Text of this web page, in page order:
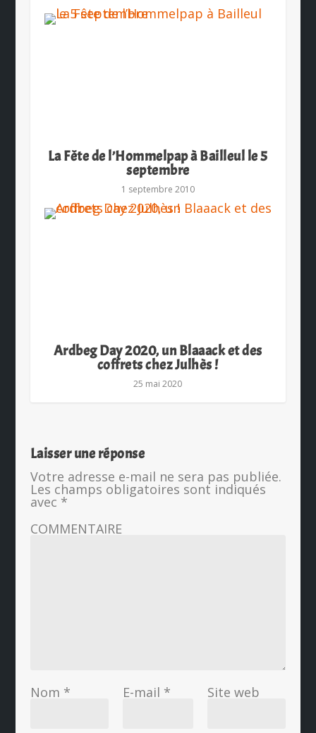
La Fête de l’Hommelpap à Bailleul le 5
septembre
1 septembre 2010
Ardbeg Day 2020, un Blaaack et des
coffrets chez Julhès !
25 mai 2020
Laisser une réponse
Votre adresse e-mail ne sera pas publiée.
Les champs obligatoires sont indiqués
avec *
COMMENTAIRE
Nom * E-mail * Site web